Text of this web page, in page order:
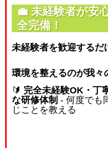
💼 未経験者が安
全完備！
未経験者を歓迎するだ
環境を整えるのが我々
🔰 完全未経験OK・丁
な研修体制 - 何度でも
じことを教える